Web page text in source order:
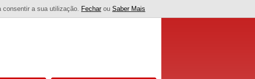
consentir a sua utilização. Fecharou Saber Mais